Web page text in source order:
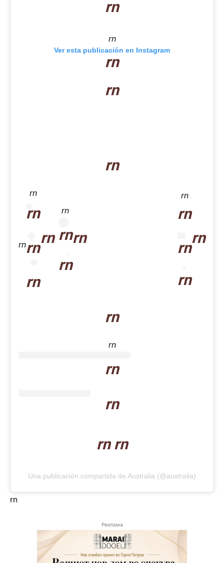
rn
rn
Ver esta publicación en Instagram
rn
rn
rn
rn
rn
rn
rn
rn
rn
rn
rn
rn
rn
rn
rn
rn
rn
rn
rn
rn
rn
rn
rn rn
Una publicación compartida de Australia (@australia)
rn
Реклама